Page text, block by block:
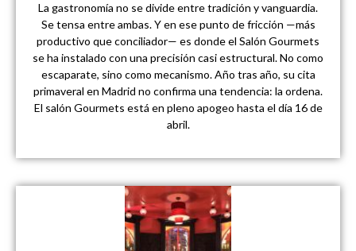
La gastronomía no se divide entre tradición y vanguardia.
Se tensa entre ambas. Y en ese punto de fricción —más
productivo que conciliador— es donde el Salón Gourmets
se ha instalado con una precisión casi estructural. No como
escaparate, sino como mecanismo. Año tras año, su cita
primaveral en Madrid no confirma una tendencia: la ordena.
El salón Gourmets está en pleno apogeo hasta el día 16 de
abril.